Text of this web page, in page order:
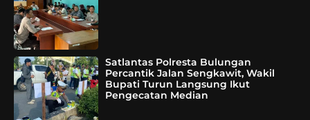
Satlantas Polresta Bulungan
Percantik Jalan Sengkawit, Wakil
Bupati Turun Langsung Ikut
Pengecatan Median